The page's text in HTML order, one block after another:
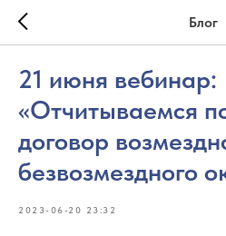
Блог
21 июня вебинар:
«Отчитываемся
договор
безвозмездного
2023-06-20 23:32